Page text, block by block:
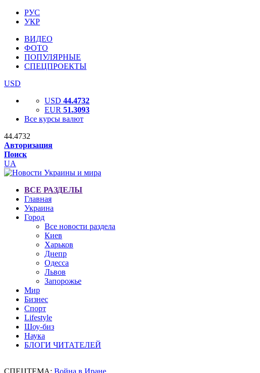
РУС
УКР
ВИДЕО
ФОТО
ПОПУЛЯРНЫЕ
СПЕЦПРОЕКТЫ
USD
USD 44.4732
EUR 51.3093
Все курсы валют
44.4732
Авторизация
Поиск
UA
ВСЕ РАЗДЕЛЫ
Главная
Украина
Город
Все новости раздела
Киев
Харьков
Днепр
Одесса
Львов
Запорожье
Мир
Бизнес
Спорт
Lifestyle
Шоу-биз
Наука
БЛОГИ ЧИТАТЕЛЕЙ
СПЕЦТЕМА: Война в Иране